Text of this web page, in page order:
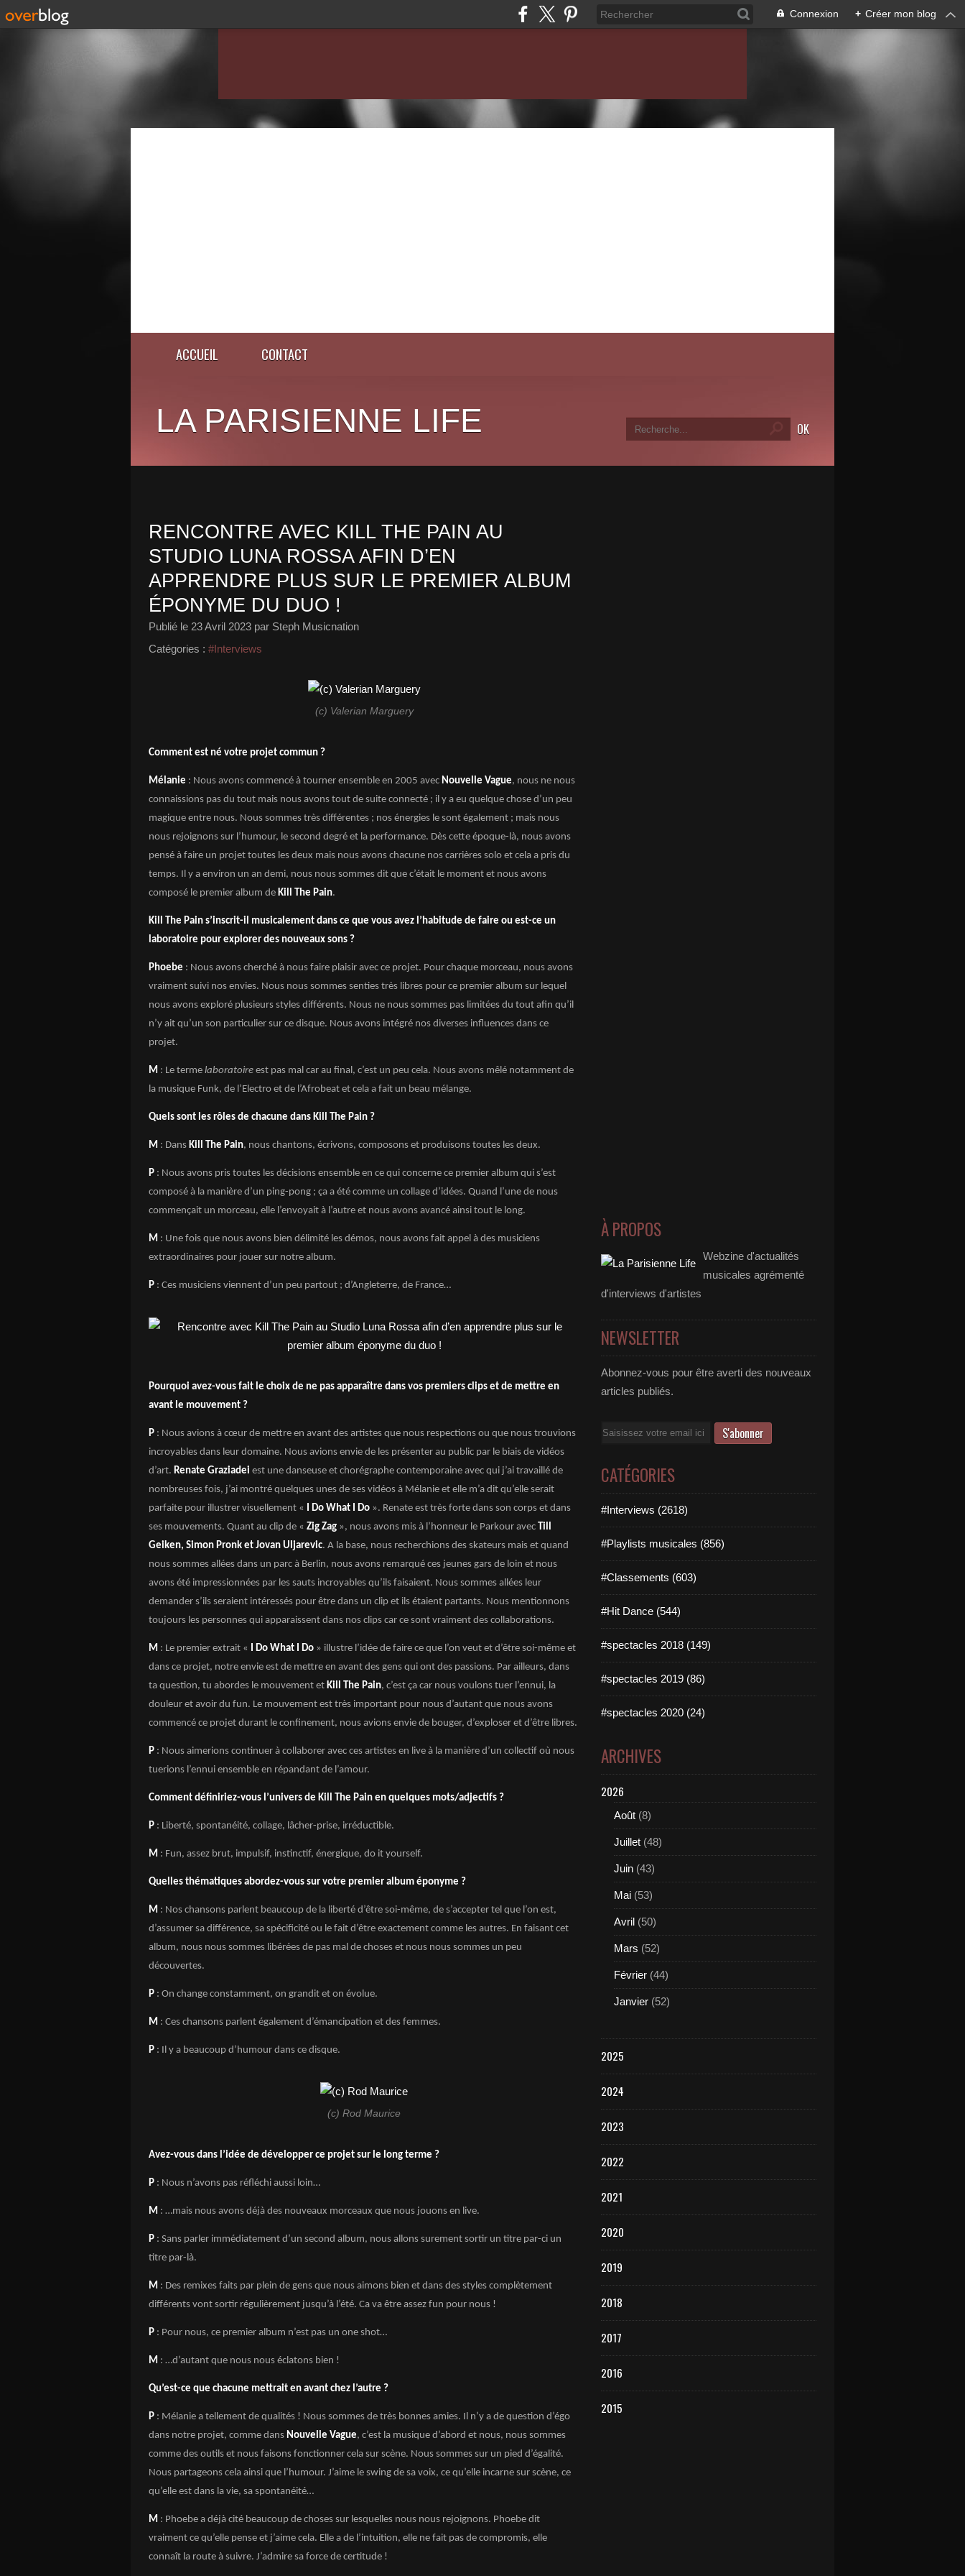
Connexion + Créer mon blog
ACCUEIL CONTACT
LA PARISIENNE LIFE
RENCONTRE AVEC KILL THE PAIN AU
STUDIO LUNA ROSSA AFIN D’EN
APPRENDRE PLUS SUR LE PREMIER ALBUM
ÉPONYME DU DUO !
Publié le 23 Avril 2023 par Steph Musicnation
Catégories : #Interviews
(c) Valerian Marguery
Comment est né votre projet commun ?
Mélanie : Nous avons commencé à tourner ensemble en 2005 avec Nouvelle Vague, nous ne nous
connaissions pas du tout mais nous avons tout de suite connecté ; il y a eu quelque chose d’un peu
magique entre nous. Nous sommes très différentes ; nos énergies le sont également ; mais nous
nous rejoignons sur l’humour, le second degré et la performance. Dès cette époque-là, nous avons
pensé à faire un projet toutes les deux mais nous avons chacune nos carrières solo et cela a pris du
temps. Il y a environ un an demi, nous nous sommes dit que c’était le moment et nous avons
composé le premier album de Kill The Pain.
Kill The Pain s’inscrit-il musicalement dans ce que vous avez l’habitude de faire ou est-ce un
laboratoire pour explorer des nouveaux sons ?
Phoebe : Nous avons cherché à nous faire plaisir avec ce projet. Pour chaque morceau, nous avons
vraiment suivi nos envies. Nous nous sommes senties très libres pour ce premier album sur lequel
nous avons exploré plusieurs styles différents. Nous ne nous sommes pas limitées du tout afin qu’il
n’y ait qu’un son particulier sur ce disque. Nous avons intégré nos diverses influences dans ce
projet.
M : Le terme laboratoire est pas mal car au final, c’est un peu cela. Nous avons mêlé notamment de
la musique Funk, de l’Electro et de l’Afrobeat et cela a fait un beau mélange.
Quels sont les rôles de chacune dans Kill The Pain ?
M : Dans Kill The Pain, nous chantons, écrivons, composons et produisons toutes les deux.
P : Nous avons pris toutes les décisions ensemble en ce qui concerne ce premier album qui s’est
composé à la manière d’un ping-pong ; ça a été comme un collage d’idées. Quand l’une de nous
commençait un morceau, elle l’envoyait à l’autre et nous avons avancé ainsi tout le long.
M : Une fois que nous avons bien délimité les démos, nous avons fait appel à des musiciens
extraordinaires pour jouer sur notre album.
P : Ces musiciens viennent d’un peu partout ; d’Angleterre, de France…
Pourquoi avez-vous fait le choix de ne pas apparaître dans vos premiers clips et de mettre en
avant le mouvement ?
P : Nous avions à cœur de mettre en avant des artistes que nous respections ou que nous trouvions
incroyables dans leur domaine. Nous avions envie de les présenter au public par le biais de vidéos
d’art. Renate Graziadei est une danseuse et chorégraphe contemporaine avec qui j’ai travaillé de
nombreuses fois, j’ai montré quelques unes de ses vidéos à Mélanie et elle m’a dit qu’elle serait
parfaite pour illustrer visuellement « I Do What I Do ». Renate est très forte dans son corps et dans
ses mouvements. Quant au clip de « Zig Zag », nous avons mis à l’honneur le Parkour avec Till
Geiken, Simon Pronk et Jovan Uljarevic. A la base, nous recherchions des skateurs mais et quand
nous sommes allées dans un parc à Berlin, nous avons remarqué ces jeunes gars de loin et nous
avons été impressionnées par les sauts incroyables qu’ils faisaient. Nous sommes allées leur
demander s’ils seraient intéressés pour être dans un clip et ils étaient partants. Nous mentionnons
toujours les personnes qui apparaissent dans nos clips car ce sont vraiment des collaborations.
M : Le premier extrait « I Do What I Do » illustre l’idée de faire ce que l’on veut et d’être soi-même et
dans ce projet, notre envie est de mettre en avant des gens qui ont des passions. Par ailleurs, dans
ta question, tu abordes le mouvement et Kill The Pain, c’est ça car nous voulons tuer l’ennui, la
douleur et avoir du fun. Le mouvement est très important pour nous d’autant que nous avons
commencé ce projet durant le confinement, nous avions envie de bouger, d’exploser et d’être libres.
P : Nous aimerions continuer à collaborer avec ces artistes en live à la manière d’un collectif où nous
tuerions l’ennui ensemble en répandant de l’amour.
Comment définiriez-vous l’univers de Kill The Pain en quelques mots/adjectifs ?
P : Liberté, spontanéité, collage, lâcher-prise, irréductible.
M : Fun, assez brut, impulsif, instinctif, énergique, do it yourself.
Quelles thématiques abordez-vous sur votre premier album éponyme ?
M : Nos chansons parlent beaucoup de la liberté d’être soi-même, de s’accepter tel que l’on est,
d’assumer sa différence, sa spécificité ou le fait d’être exactement comme les autres. En faisant cet
album, nous nous sommes libérées de pas mal de choses et nous nous sommes un peu
découvertes.
P : On change constamment, on grandit et on évolue.
M : Ces chansons parlent également d’émancipation et des femmes.
P : Il y a beaucoup d’humour dans ce disque.
(c) Rod Maurice
Avez-vous dans l’idée de développer ce projet sur le long terme ?
P : Nous n’avons pas réfléchi aussi loin…
M : …mais nous avons déjà des nouveaux morceaux que nous jouons en live.
P : Sans parler immédiatement d’un second album, nous allons surement sortir un titre par-ci un
titre par-là.
M : Des remixes faits par plein de gens que nous aimons bien et dans des styles complètement
différents vont sortir régulièrement jusqu’à l’été. Ca va être assez fun pour nous !
P : Pour nous, ce premier album n’est pas un one shot…
M : …d’autant que nous nous éclatons bien !
Qu’est-ce que chacune mettrait en avant chez l’autre ?
P : Mélanie a tellement de qualités ! Nous sommes de très bonnes amies. Il n’y a de question d’égo
dans notre projet, comme dans Nouvelle Vague, c’est la musique d’abord et nous, nous sommes
comme des outils et nous faisons fonctionner cela sur scène. Nous sommes sur un pied d’égalité.
Nous partageons cela ainsi que l’humour. J’aime le swing de sa voix, ce qu’elle incarne sur scène, ce
qu’elle est dans la vie, sa spontanéité…
M : Phoebe a déjà cité beaucoup de choses sur lesquelles nous nous rejoignons. Phoebe dit
vraiment ce qu’elle pense et j’aime cela. Elle a de l’intuition, elle ne fait pas de compromis, elle
connaît la route à suivre. J’admire sa force de certitude !
À PROPOS
Webzine d'actualités
musicales agrémenté
d'interviews d'artistes
NEWSLETTER
Abonnez-vous pour être averti des nouveaux
articles publiés.
Email
CATÉGORIES
#Interviews (2618)
#Playlists musicales (856)
#Classements (603)
#Hit Dance (544)
#spectacles 2018 (149)
#spectacles 2019 (86)
#spectacles 2020 (24)
ARCHIVES
2026
Août (8)
Juillet (48)
Juin (43)
Mai (53)
Avril (50)
Mars (52)
Février (44)
Janvier (52)
2025
2024
2023
2022
2021
2020
2019
2018
2017
2016
2015